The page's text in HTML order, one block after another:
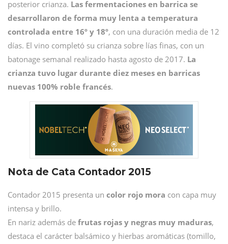
posterior crianza. Las fermentaciones en barrica se
desarrollaron de forma muy lenta a temperatura
controlada entre 16º y 18º, con una duración media de 12
días. El vino completó su crianza sobre lías finas, con un
batonage semanal realizado hasta agosto de 2017. La
crianza tuvo lugar durante diez meses en barricas
nuevas 100% roble francés.
Nota de Cata Contador 2015
Contador 2015 presenta un color rojo mora con capa muy
intensa y brillo.
En nariz además de frutas rojas y negras muy maduras,
destaca el carácter balsámico y hierbas aromáticas (tomillo,